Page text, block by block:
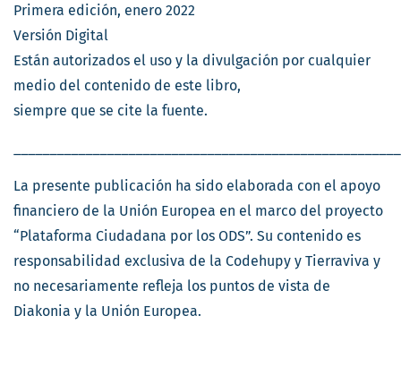
Primera edición, enero 2022
Versión Digital
Están autorizados el uso y la divulgación por cualquier
medio del contenido de este libro,
siempre que se cite la fuente.
La presente publicación ha sido elaborada con el apoyo
financiero de la Unión Europea en el marco del proyecto
“Plataforma Ciudadana por los ODS”. Su contenido es
responsabilidad exclusiva de la Codehupy y Tierraviva y
no necesariamente refleja los puntos de vista de
Diakonia y la Unión Europea.